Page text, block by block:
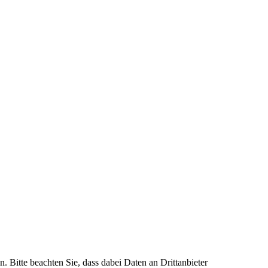
Bitte beachten Sie, dass dabei Daten an Drittanbieter